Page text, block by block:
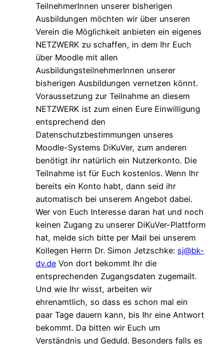
TeilnehmerInnen unserer bisherigen
Ausbildungen möchten wir über unseren
Verein die Möglichkeit anbieten ein eigenes
NETZWERK zu schaffen, in dem Ihr Euch
über Moodle mit allen
AusbildungsteilnehmerInnen unserer
bisherigen Ausbildungen vernetzen könnt.
Voraussetzung zur Teilnahme an diesem
NETZWERK ist zum einen Eure Einwilligung
entsprechend den
Datenschutzbestimmungen unseres
Moodle-Systems DiKuVer, zum anderen
benötigt ihr natürlich ein Nutzerkonto. Die
Teilnahme ist für Euch kostenlos. Wenn Ihr
bereits ein Konto habt, dann seid ihr
automatisch bei unserem Angebot dabei.
Wer von Euch Interesse daran hat und noch
keinen Zugang zu unserer DiKuVer-Plattform
hat, melde sich bitte per Mail bei unserem
Kollegen Herrn Dr. Simon Jetzschke: sj@bk-
dv.de Von dort bekommt Ihr die
entsprechenden Zugangsdaten zugemailt.
Und wie Ihr wisst, arbeiten wir
ehrenamtlich, so dass es schon mal ein
paar Tage dauern kann, bis Ihr eine Antwort
bekommt. Da bitten wir Euch um
Verständnis und Geduld. Besonders falls es